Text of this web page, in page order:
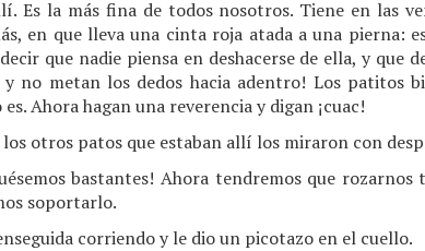
Es la más fina de todos nosotros. Tiene en las
en que lleva una cinta roja atada a una pierna:
que nadie piensa en deshacerse de ella, y que
y no metan los dedos hacia adentro! Los patitos
Ahora hagan una reverencia y digan ¡cuac!
otros patos que estaban allí los miraron con
bastantes! Ahora tendremos que rozarnos
soportarlo.
corriendo y le dio un picotazo en el cuello.